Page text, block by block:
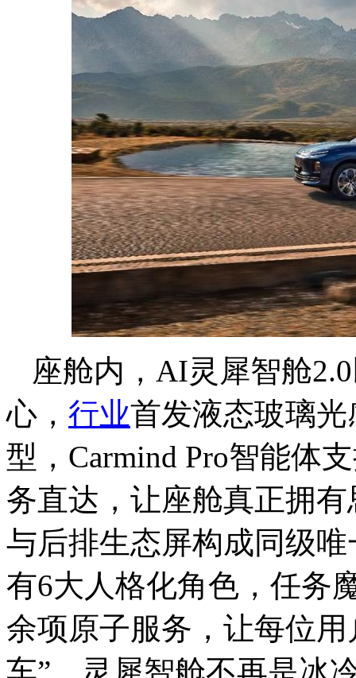
座舱内，AI灵犀智舱
心， 行业首发液态玻璃
型，Carmind Pro智能体
务直达，让座舱真正拥
与后排生态屏构成同级
有6大人格化角色，任务
余项原子服务，让每位
车”。灵犀智舱不再是冰